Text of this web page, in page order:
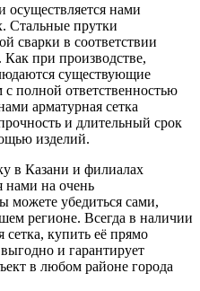
осуществляется нами
Стальные прутки
сварки в соответствии
при производстве,
существующие
полной ответственностью
арматурная сетка
и длительный срок
изделий.
в Казани и филиалах
нами на очень
можете убедиться сами,
регионе. Всегда в наличии
сетка, купить её прямо
и гарантирует
в любом районе города